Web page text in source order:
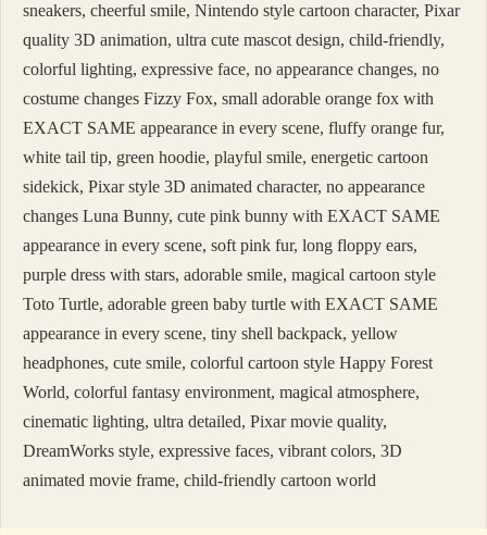
sneakers, cheerful smile, Nintendo style cartoon character, Pixar
quality 3D animation, ultra cute mascot design, child-friendly,
colorful lighting, expressive face, no appearance changes, no
costume changes Fizzy Fox, small adorable orange fox with
EXACT SAME appearance in every scene, fluffy orange fur,
white tail tip, green hoodie, playful smile, energetic cartoon
sidekick, Pixar style 3D animated character, no appearance
changes Luna Bunny, cute pink bunny with EXACT SAME
appearance in every scene, soft pink fur, long floppy ears,
purple dress with stars, adorable smile, magical cartoon style
Toto Turtle, adorable green baby turtle with EXACT SAME
appearance in every scene, tiny shell backpack, yellow
headphones, cute smile, colorful cartoon style Happy Forest
World, colorful fantasy environment, magical atmosphere,
cinematic lighting, ultra detailed, Pixar movie quality,
DreamWorks style, expressive faces, vibrant colors, 3D
animated movie frame, child-friendly cartoon world